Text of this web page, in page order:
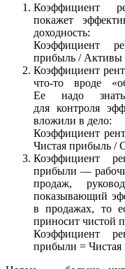
Коэффициент
покажет
доходность:
Коэффициент
прибыль / Активы
Коэффициент
что-то вроде
Ее надо знать
для контроля
вложили в дело:
Коэффициент
Чистая прибыль /
Коэффициент
прибыли —
продаж,
показывающий
в продажах, то
приносит чистой
Коэффициент
прибыли =